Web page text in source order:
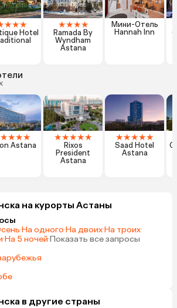
★★★
Hotel
★★★★
Ramada By
Wyndham
Astana
Мини-Отель
Hannah Inn
★★★★
Astana
★★★★★
Rixos
President
Astana
★★★★★
Saad Hotel
Astana
на курорты Астаны
·На одного·На двоих·На троих·
·На 5 ночей·Показать все запросы
в другие страны